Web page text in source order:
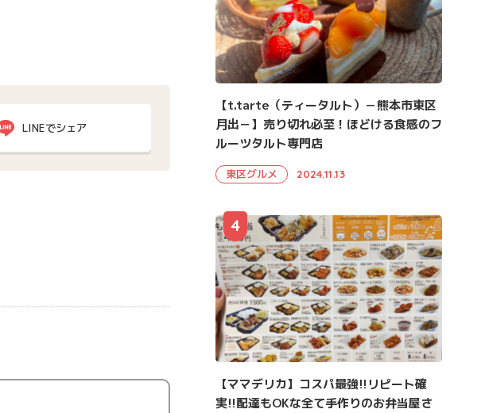
LINEでシェア
【t.tarte（ティータルト）－熊本市東区
月出－】売り切れ必至！ほどける食感のフ
ルーツタルト専門店
東区グルメ 2024.11.13
【ママデリカ】コスパ最強!!リピート確
実!!配達もOKな全て手作りのお弁当屋さ
4